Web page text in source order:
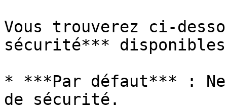
Vous trouverez ci-
sécurité***
* ***Par défaut*** :
de sécurité.